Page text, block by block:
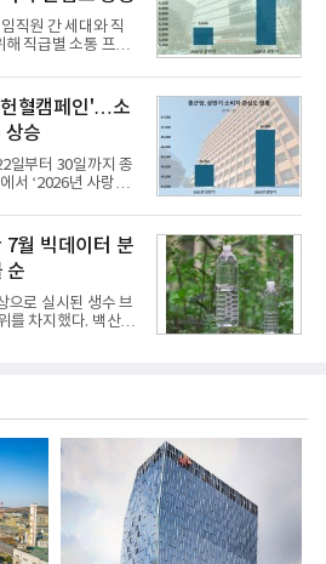
육수 비율을 완성
닭육수에 마늘의
잘 배어들면서도 쫄
직원 간 세대와 직
해 직급별 소통 프로
농협캐피탈타워 22
이번 프로그램은 경
이(e)＊가 공동 주관
·주임(7.28), ▲과
급별로 총 4회에 걸
NH농협캐피탈 MZ
참여조직으로, 조
혈캠페인'…소
상승
일부터 30일까지 종
서 ‘2026년 사랑나
로 헌혈 참여가 줄어
기여하고 생명나눔
캠페인은 종근당 천
▲종근당바이오 안
근당건강 당진공장
에서 릴레이 방식
직원의 참여를 독
7월 빅데이터 분
순
으로 실시된 생수 브
를 차지했다. 백산수
건을 분석한
7.76% 증가한 수
랜드평판 순위는 삼
이시스, 에비앙,
, 평창수, 지리산수,